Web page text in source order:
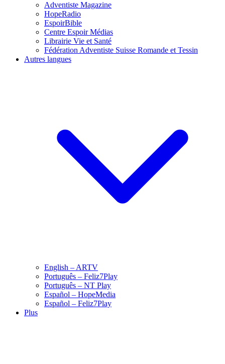
Adventiste Magazine
HopeRadio
EspoirBible
Centre Espoir Médias
Librairie Vie et Santé
Fédération Adventiste Suisse Romande et Tessin
Autres langues
English – ARTV
Português – Feliz7Play
Português – NT Play
Español – HopeMedia
Español – Feliz7Play
Plus